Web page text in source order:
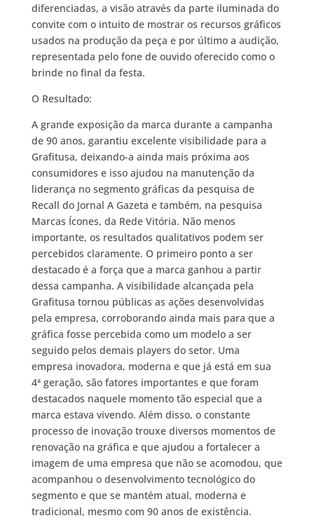
diferenciadas, a visão através da parte iluminada do
convite com o intuito de mostrar os recursos gráficos
usados na produção da peça e por último a audição,
representada pelo fone de ouvido oferecido como o
brinde no final da festa.
O Resultado:
A grande exposição da marca durante a campanha
de 90 anos, garantiu excelente visibilidade para a
Grafitusa, deixando-a ainda mais próxima aos
consumidores e isso ajudou na manutenção da
liderança no segmento gráficas da pesquisa de
Recall do Jornal A Gazeta e também, na pesquisa
Marcas Ícones, da Rede Vitória. Não menos
importante, os resultados qualitativos podem ser
percebidos claramente. O primeiro ponto a ser
destacado é a força que a marca ganhou a partir
dessa campanha. A visibilidade alcançada pela
Grafitusa tornou públicas as ações desenvolvidas
pela empresa, corroborando ainda mais para que a
gráfica fosse percebida como um modelo a ser
seguido pelos demais players do setor. Uma
empresa inovadora, moderna e que já está em sua
4ª geração, são fatores importantes e que foram
destacados naquele momento tão especial que a
marca estava vivendo. Além disso, o constante
processo de inovação trouxe diversos momentos de
renovação na gráfica e que ajudou a fortalecer a
imagem de uma empresa que não se acomodou, que
acompanhou o desenvolvimento tecnológico do
segmento e que se mantém atual, moderna e
tradicional, mesmo com 90 anos de existência.